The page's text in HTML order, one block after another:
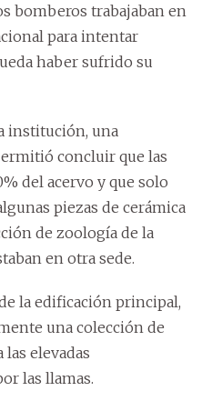
bomberos trabajaban en
para intentar
haber sufrido su
institución, una
concluir que las
del acervo y que solo
piezas de cerámica
de zoología de la
en otra sede.
la edificación principal,
una colección de
elevadas
las llamas.